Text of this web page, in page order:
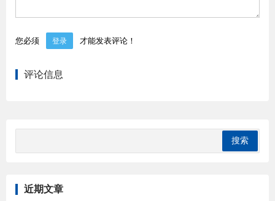
您必须 登录 才能发表评论！
评论信息
近期文章